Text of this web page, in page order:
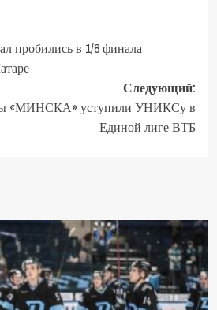
пробились в 1/8 финала
Следующий:
«МИНСКА» уступили УНИКСу в
Единой лиге ВТБ